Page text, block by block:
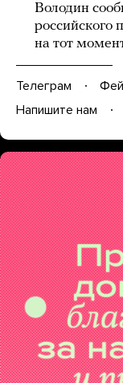
Володин
российского
на тот
Телеграм
Напишите нам